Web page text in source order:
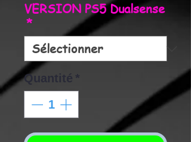
VERSION PS5 Dualsense
*
Quantité *